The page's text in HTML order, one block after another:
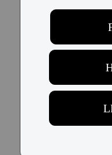
Adensco AD 241